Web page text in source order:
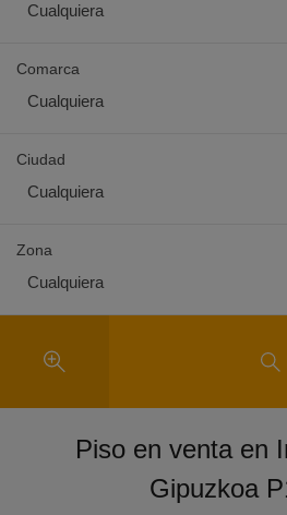
Cualquiera
Comarca
Cualquiera
Ciudad
Cualquiera
Zona
Cualquiera
Piso en venta en
Gipuzkoa